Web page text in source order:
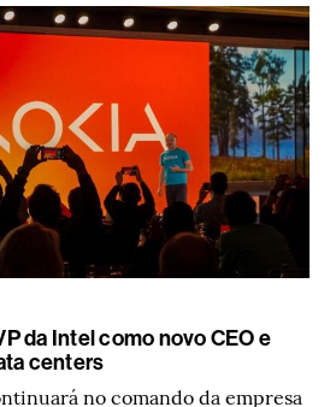
da Intel como novo CEO e
centers
no comando da empresa